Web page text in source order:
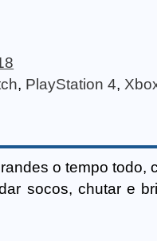
, PlayStation 4,
o tempo todo,
socos, chutar e